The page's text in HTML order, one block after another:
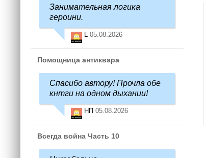
Занимательная логика
героини.
L 05.08.2026
Помощница антиквара
Спасибо автору! Прочла обе
кнтги на одном дыхании!
НП 05.08.2026
Всегда война Часть 10